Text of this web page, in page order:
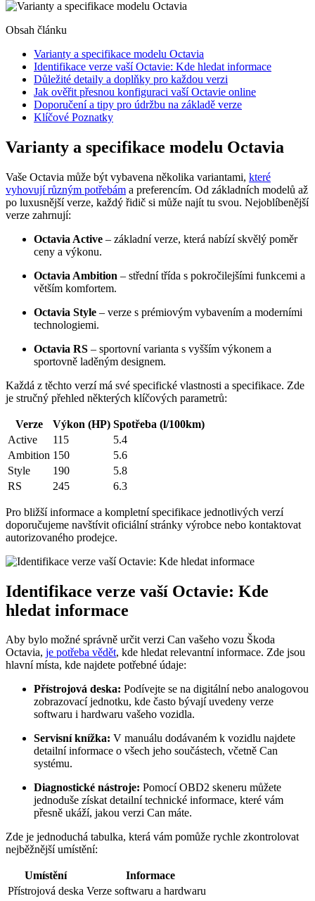
Obsah článku
Varianty a specifikace modelu Octavia
Identifikace verze vaší Octavie: Kde hledat informace
Důležité detaily a doplňky pro každou verzi
Jak ověřit přesnou konfiguraci vaší Octavie online
Doporučení a tipy pro údržbu na základě verze
Klíčové Poznatky
Varianty a specifikace modelu Octavia
Vaše Octavia může být vybavena několika variantami, které
vyhovují různým potřebám a preferencím. Od základních modelů až
po luxusnější verze, každý řidič si může najít tu svou. Nejoblíbenější
verze zahrnují:
Octavia Active – základní verze, která nabízí skvělý poměr
ceny a výkonu.
Octavia Ambition – střední třída s pokročilejšími funkcemi a
větším komfortem.
Octavia Style – verze s prémiovým vybavením a moderními
technologiemi.
Octavia RS – sportovní varianta s vyšším výkonem a
sportovně laděným designem.
Každá z těchto verzí má své specifické vlastnosti a specifikace. Zde
je stručný přehled některých klíčových parametrů:
Verze Výkon (HP) Spotřeba (l/100km)
Active
115
5.4
Ambition 150
5.6
Style
190
5.8
RS
245 6.3
Pro bližší informace a kompletní specifikace jednotlivých verzí
doporučujeme navštívit oficiální stránky výrobce nebo kontaktovat
autorizovaného prodejce.
Identifikace verze vaší Octavie: Kde
hledat informace
Aby bylo možné správně určit verzi Can vašeho vozu Škoda
Octavia, je potřeba vědět, kde hledat relevantní informace. Zde jsou
hlavní místa, kde najdete potřebné údaje:
Přístrojová deska: Podívejte se na digitální nebo analogovou
zobrazovací jednotku, kde často bývají uvedeny verze
softwaru i hardwaru vašeho vozidla.
Servisní knížka: V manuálu dodávaném k vozidlu najdete
detailní informace o všech jeho součástech, včetně Can
systému.
Diagnostické nástroje: Pomocí OBD2 skeneru můžete
jednoduše získat detailní technické informace, které vám
přesně ukáží, jakou verzi Can máte.
Zde je jednoduchá tabulka, která vám pomůže rychle zkontrolovat
nejběžnější umístění:
Umístění
Informace
Přístrojová deska Verze softwaru a hardwaru